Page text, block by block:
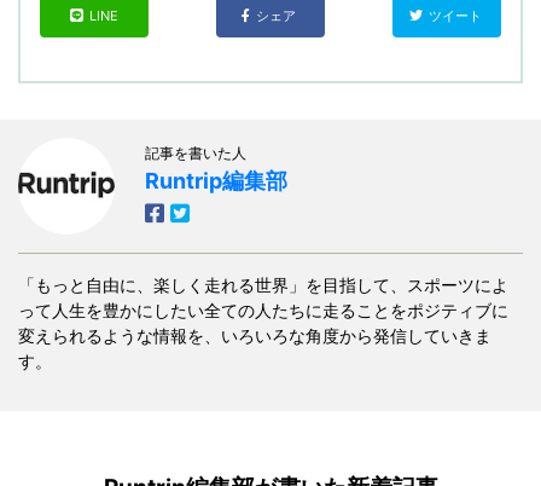
LINE シェア ツイート
記事を書いた人
Runtrip編集部
「もっと自由に、楽しく走れる世界」を目指して、スポーツによ
って人生を豊かにしたい全ての人たちに走ることをポジティブに
変えられるような情報を、いろいろな角度から発信していきま
す。